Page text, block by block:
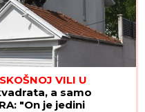
VILI U
a samo
"On je jedini